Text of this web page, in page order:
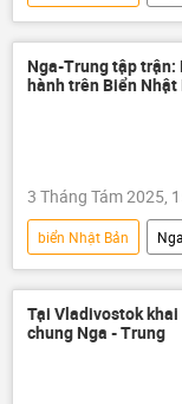
Thế giới
máy bay chiến đấu
Su-35
Su-
Nga-Trung tập
hành trên Biển Nhật
3 Tháng Tám 2025,
biển Nhật Bản Nga
thông tin
Hải quân Trung Quốc
Thế giới
Tại Vladivostok
chung Nga - Trung